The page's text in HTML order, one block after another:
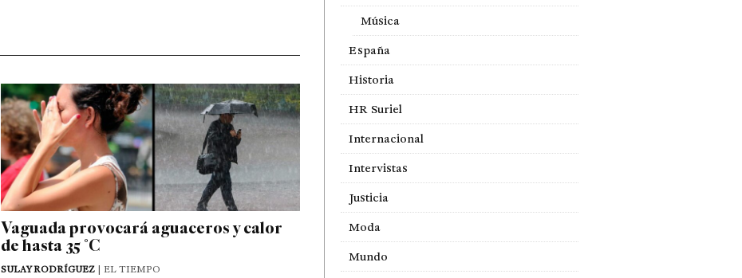
Vaguada provocará aguaceros y calor
de hasta 35 °C
SULAY RODRÍGUEZ| EL TIEMPO
Música
España
Historia
HR Suriel
Internacional
Intervistas
Justicia
Moda
Mundo